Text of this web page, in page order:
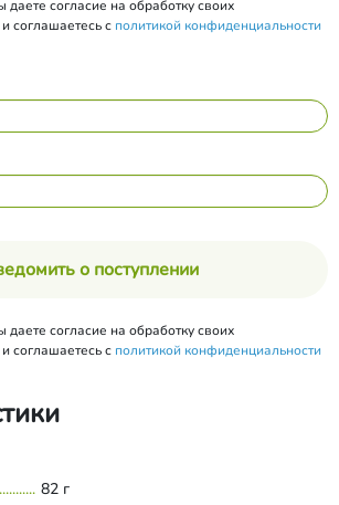
согласие на обработку своих
соглашаетесь с политикой конфиденциальности
о поступлении
согласие на обработку своих
соглашаетесь с политикой конфиденциальности
82 г